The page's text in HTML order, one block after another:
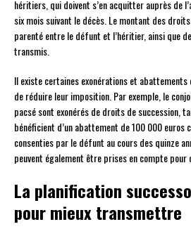
héritiers, qui doivent s’en acquitter auprès de
six mois suivant le décès. Le montant des
parenté entre le défunt et l’héritier, ainsi que
transmis.
Il existe certaines exonérations et
de réduire leur imposition. Par exemple, le
pacsé sont exonérés de droits de succession,
bénéficient d’un abattement de 100 000 euros
consenties par le défunt au cours des quinze
peuvent également être prises en compte pour
La planification
pour mieux transmettre